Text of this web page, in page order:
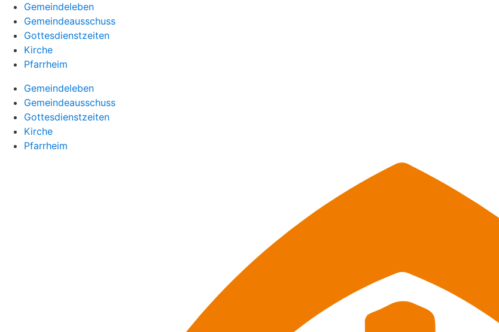
Gemeindeleben
Gemeindeausschuss
Gottesdienstzeiten
Kirche
Pfarrheim
Gemeindeleben
Gemeindeausschuss
Gottesdienstzeiten
Kirche
Pfarrheim